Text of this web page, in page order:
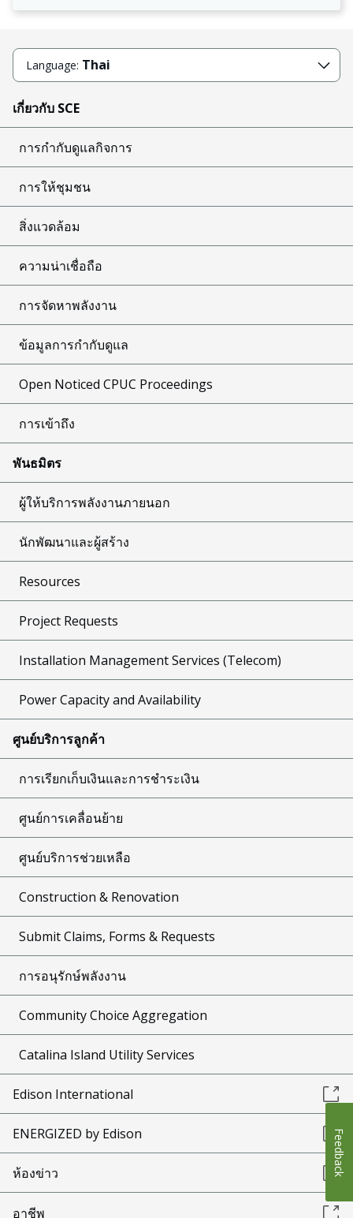
Language: Thai
เกี่ยวกับ SCE
การกำกับดูแลกิจการ
การให้ชุมชน
สิ่งแวดล้อม
ความน่าเชื่อถือ
การจัดหาพลังงาน
ข้อมูลการกำกับดูแล
Open Noticed CPUC Proceedings
การเข้าถึง
พันธมิตร
ผู้ให้บริการพลังงานภายนอก
นักพัฒนาและผู้สร้าง
Resources
Project Requests
Installation Management Services (Telecom)
Power Capacity and Availability
ศูนย์บริการลูกค้า
การเรียกเก็บเงินและการชำระเงิน
ศูนย์การเคลื่อนย้าย
ศูนย์บริการช่วยเหลือ
Construction & Renovation
Submit Claims, Forms & Requests
การอนุรักษ์พลังงาน
Community Choice Aggregation
Catalina Island Utility Services
Edison International
ENERGIZED by Edison
ห้องข่าว
อาชีพ
Feedback